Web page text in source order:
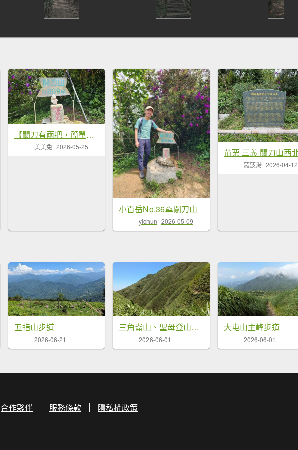
【關刀有兩把，簡單的先拿！😁😁】出關古道-聖關段，小百岳#036關刀山，就叫它小關刀吧。
美美兔 2026-05-25
小百岳No.36⛰關刀山
yichun 2026-05-09
蘿菠湯 2026-04-12
五指山步道
2026-06-21
三角崙山、聖母登山（抹茶山）步道
2026-06-01
大屯山主峰步道
2026-06-01
合作夥伴 服務條款 隱私權政策